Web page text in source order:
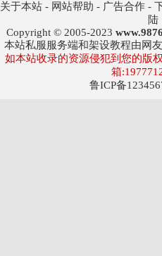
关于本站- 网站帮助 - 广告合作-
陆
Copyright © 2005-2023
本站私服服务端和架设教程由网
如本站收录的资源侵犯到您的版
箱
鲁ICP备